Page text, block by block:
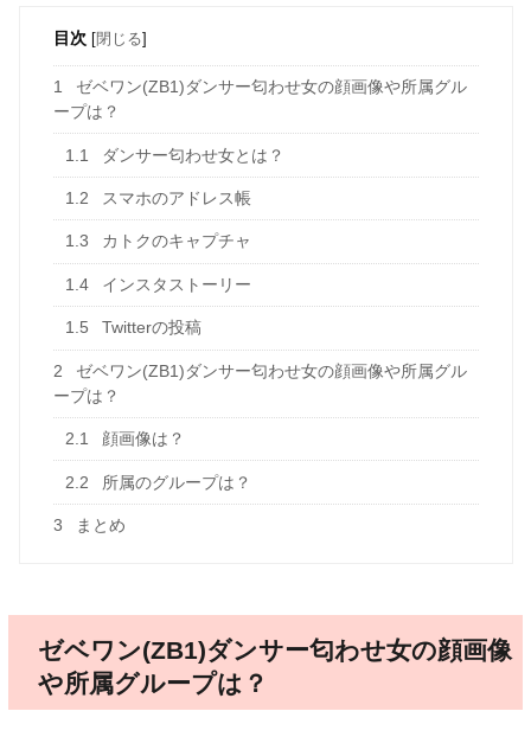
目次 [閉じる]
1
ゼベワン(ZB1)ダンサー匂わせ女の顔画像や所属グル
ープは？
1.1 ダンサー匂わせ女とは？
1.2 スマホのアドレス帳
1.3 カトクのキャプチャ
1.4 インスタストーリー
1.5 Twitterの投稿
2
ゼベワン(ZB1)ダンサー匂わせ女の顔画像や所属グル
ープは？
2.1 顔画像は？
2.2 所属のグループは？
3 まとめ
ゼベワン(ZB1)ダンサー匂わせ女の顔画像
や所属グループは？